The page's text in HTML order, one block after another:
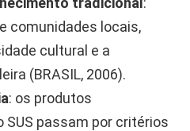
comunidades locais,
cultural e a
(BRASIL, 2006).
: os produtos
SUS passam por critérios